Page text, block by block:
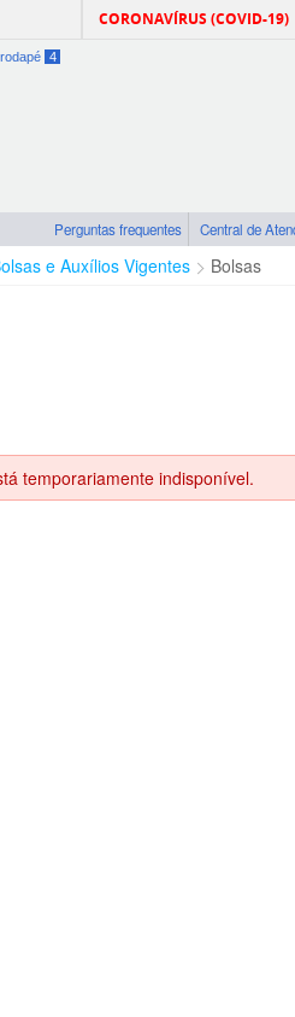
CORONAVÍRUS (COVID-19)
4
Perguntas frequentes Central de
e Auxílios Vigentes Bolsas
temporariamente indisponível.